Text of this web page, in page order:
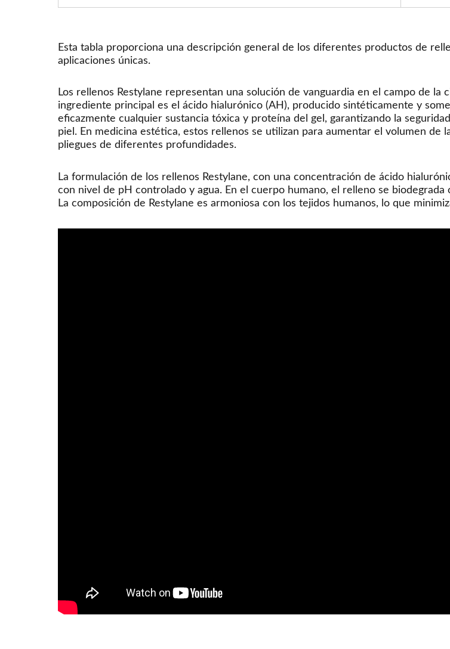
Esta tabla proporciona una descripción general de los diferentes productos de
aplicaciones únicas.
Los rellenos Restylane representan una solución de vanguardia en el campo de
ingrediente principal es el ácido hialurónico (AH), producido sintéticamente y
eficazmente cualquier sustancia tóxica y proteína del gel, garantizando la
piel. En medicina estética, estos rellenos se utilizan para aumentar el volumen de
pliegues de diferentes profundidades.
La formulación de los rellenos Restylane, con una concentración de ácido
con nivel de pH controlado y agua. En el cuerpo humano, el relleno se
La composición de Restylane es armoniosa con los tejidos humanos, lo que